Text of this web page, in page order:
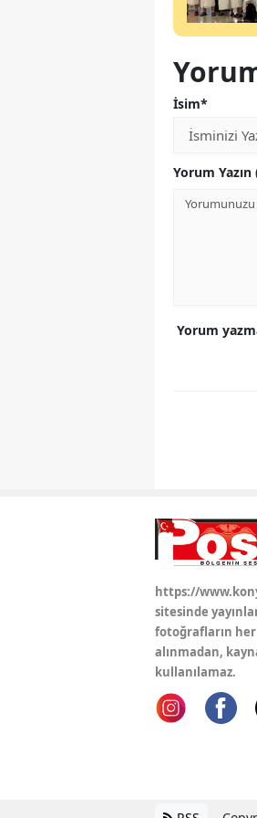
İsim*
Yorum
Yorum
https://
sitesinde
fotoğrafların her
alınmadan,
kullanılamaz.